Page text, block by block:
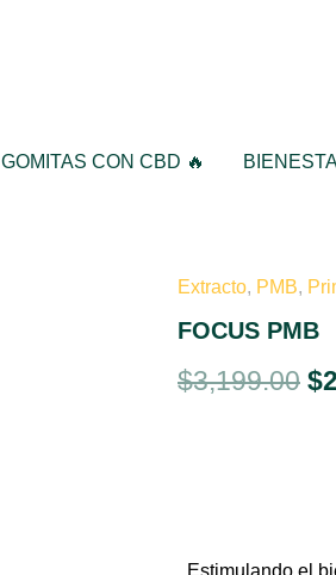
GOMITAS CON CBD 🔥
Extracto, PMB,
FOCUS PMB
$3,199.00
El
$